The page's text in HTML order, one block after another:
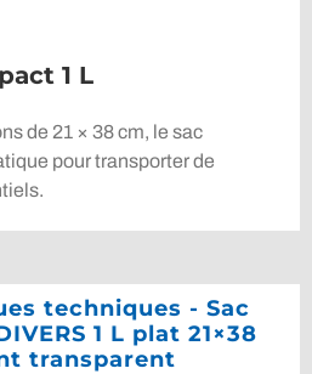
1 L
de 21 × 38 cm, le sac
pour transporter de
techniques - Sac
1 L plat 21×38
transparent